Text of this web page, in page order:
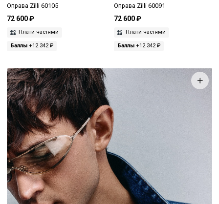
Оправа Zilli 60105
72 600 ₽
Плати частями
Баллы +12 342 ₽
Оправа Zilli 60091
72 600 ₽
Плати частями
Баллы+12 342 ₽